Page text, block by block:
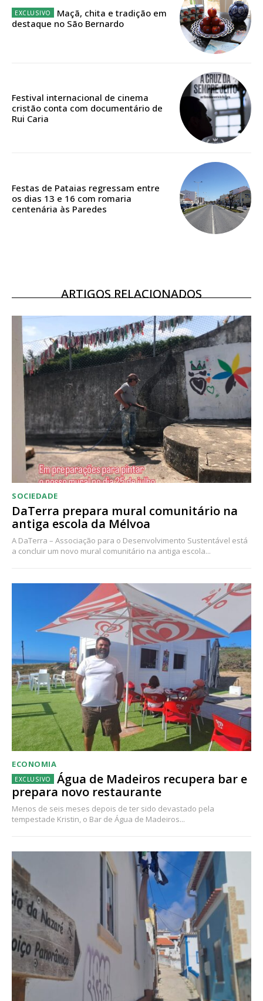
Edição em papel entregue à Quinta-feira em sua
Acesso aos conteúdos Exclusivos para
assinantes
Ofertas para assinatura anual
ASSINATURA
Acesso ao conteúdo online
Acesso aos conteúdos Exclusivos para
assinantes
Ofertas para assinatura anual
Escolha o plano
Maçã, chita e tradição em
destaque no São Bernardo
Festival internacional de cinema
cristão conta com documentário de
Rui Caria
Festas de Pataias regressam entre
os dias 13 e 16 com romaria
centenária às Paredes
ARTIGOS RELACIONADOS
SOCIEDADE
DaTerra prepara mural comunitário na
antiga escola da Mélvoa
A DaTerra – Associação para o Desenvolvimento Sustentável está
a concluir um novo mural comunitário na antiga escola...
ECONOMIA
Água de Madeiros recupera bar e
prepara novo restaurante
Menos de seis meses depois de ter sido devastado pela
tempestade Kristin, o Bar de Água de Madeiros...